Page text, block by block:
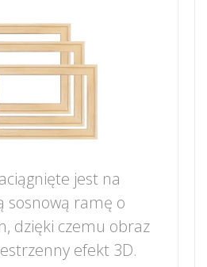
jest na
sosnową ramę o
dzięki czemu obraz
efekt 3D.